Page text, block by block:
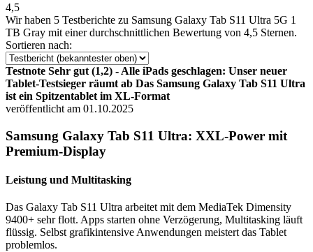
4,5
Wir haben 5 Testberichte zu Samsung Galaxy Tab S11 Ultra 5G 1
TB Gray mit einer durchschnittlichen Bewertung von 4,5 Sternen.
Sortieren nach:
Testnote Sehr gut (1,2) - Alle iPads geschlagen: Unser neuer
Tablet-Testsieger räumt ab Das Samsung Galaxy Tab S11 Ultra
ist ein Spitzentablet im XL-Format
veröffentlicht am 01.10.2025
Samsung Galaxy Tab S11 Ultra: XXL-Power mit
Premium-Display
Leistung und Multitasking
Das Galaxy Tab S11 Ultra arbeitet mit dem MediaTek Dimensity
9400+ sehr flott. Apps starten ohne Verzögerung, Multitasking läuft
flüssig. Selbst grafikintensive Anwendungen meistert das Tablet
problemlos.